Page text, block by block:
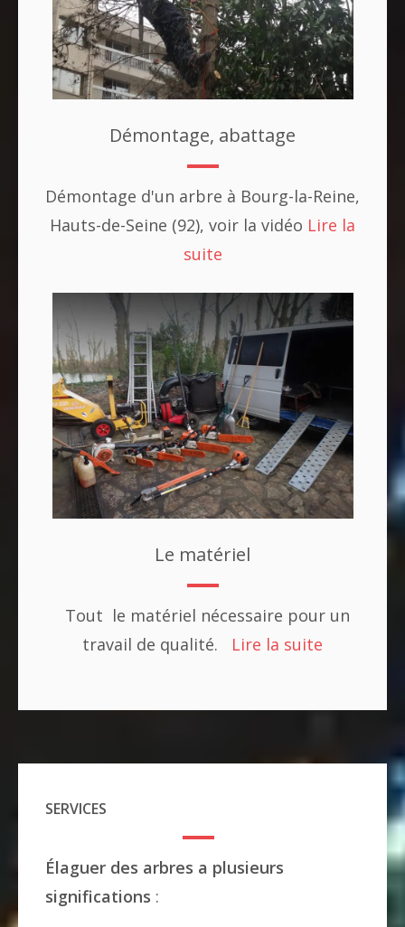
Démontage, abattage
Démontage d'un arbre à Bourg-la-Reine,
Hauts-de-Seine (92), voir la vidéo Lire la
suite
Le matériel
Tout le matériel nécessaire pour un
travail de qualité. Lire la suite
SERVICES
Élaguer des arbres a plusieurs
significations :